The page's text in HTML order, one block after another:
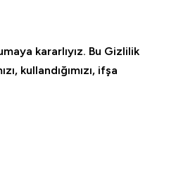
kararlıyız. Bu Gizlilik
kullandığımızı, ifşa